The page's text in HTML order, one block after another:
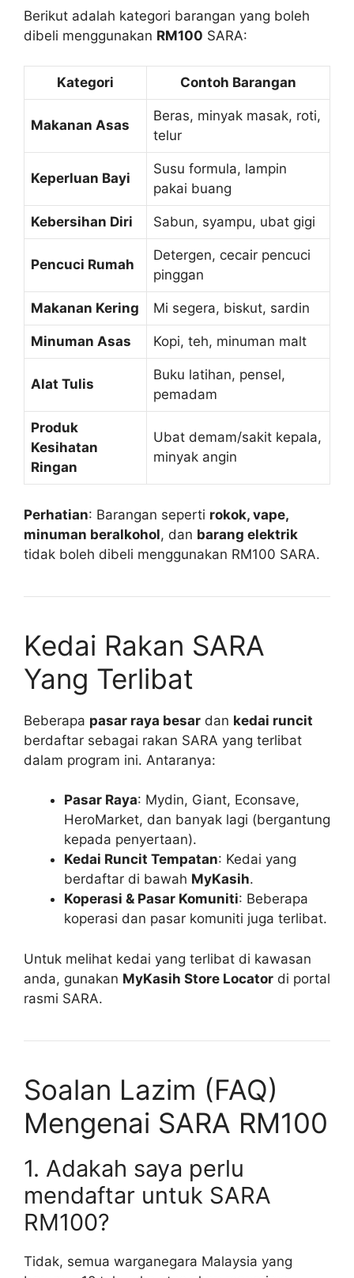
Berikut adalah kategori barangan yang boleh
dibeli menggunakan RM100 SARA:
Kategori Contoh Barangan
Makanan Asas
Beras, minyak masak, roti,
telur
Keperluan Bayi
Susu formula, lampin
pakai buang
Kebersihan Diri Sabun, syampu, ubat gigi
Pencuci Rumah
Detergen, cecair pencuci
pinggan
Makanan Kering Mi segera, biskut, sardin
Minuman Asas Kopi, teh, minuman malt
Alat Tulis
Buku latihan, pensel,
pemadam
Produk
Kesihatan
Ringan
Ubat demam/sakit kepala,
minyak angin
Perhatian: Barangan seperti rokok, vape,
minuman beralkohol, dan barang elektrik
tidak boleh dibeli menggunakan RM100 SARA.
Kedai Rakan SARA
Yang Terlibat
Beberapa pasar raya besar dan kedai runcit
berdaftar sebagai rakan SARA yang terlibat
dalam program ini. Antaranya:
Pasar Raya: Mydin, Giant, Econsave,
HeroMarket, dan banyak lagi (bergantung
kepada penyertaan).
Kedai Runcit Tempatan: Kedai yang
berdaftar di bawah MyKasih.
Koperasi & Pasar Komuniti: Beberapa
koperasi dan pasar komuniti juga terlibat.
Untuk melihat kedai yang terlibat di kawasan
anda, gunakan MyKasih Store Locator di portal
rasmi SARA.
Soalan Lazim (FAQ)
Mengenai SARA RM100
1. Adakah saya perlu
mendaftar untuk SARA
RM100?
Tidak, semua warganegara Malaysia yang